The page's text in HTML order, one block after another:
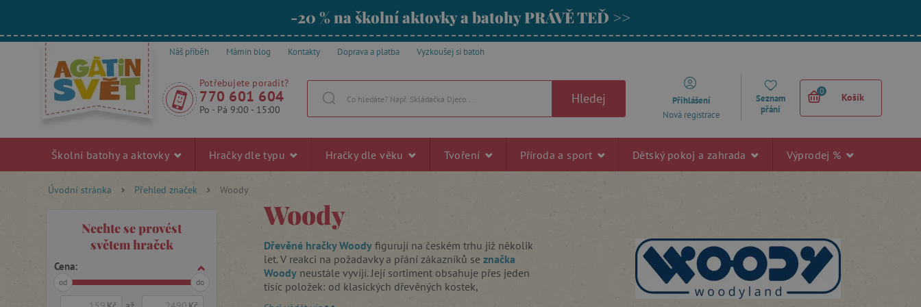
-20 % na školní aktovky a batohy PRÁVĚ TEĎ >>
Náš příběh Mámin blog Kontakty Doprava a platba Vyzkoušej si batoh
Potřebujete poradit?
770 601 604
Po - Pá 9:00 - 15:00
Hledej
Přihlášení
Nová registrace
Seznam
přání
0
Košík
Školní batohy a aktovky Hračky dle typu Hračky dle věku Tvoření Příroda a sport Dětský pokoj a zahrada Výprodej %
Úvodní stránka Přehled značek Woody
Nechte se provést
světem hraček
Cena:
od do
Woody
Dřevěné hračky Woody figurují na českém trhu již několik
let. V reakci na požadavky a přání zákazníků se značka
Woody neustále vyvíjí. Její sortiment obsahuje přes jeden
tisíc položek: od klasických dřevěných kostek,